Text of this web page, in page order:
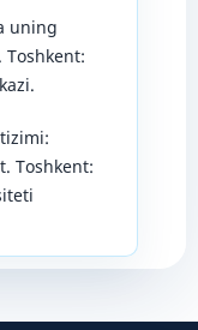
uning
Toshkent: